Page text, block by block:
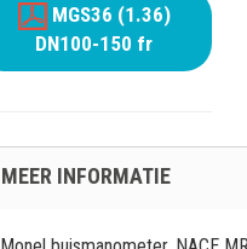
MGS36 (1.36)
DN100-150 fr
MEER INFORMATIE